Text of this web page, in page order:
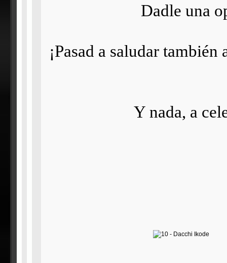
Dadle una
¡Pasad a saludar
Y nada, a